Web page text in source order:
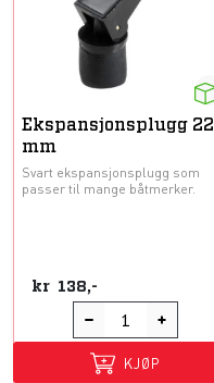
Ekspansjonsplugg 22
mm
Svart ekspansjonsplugg som
passer til mange båtmerker.
kr 138,-
KJØP